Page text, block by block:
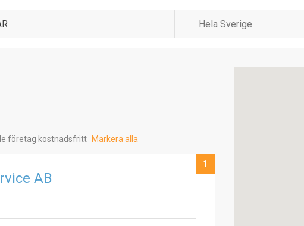
företag kostnadsfritt Markera alla
AB
1